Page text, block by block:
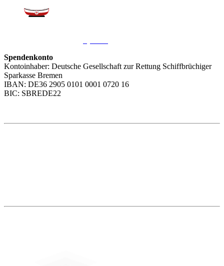
Spendenkonto
Kontoinhaber: Deutsche Gesellschaft zur Rettung Schiffbrüchiger
Sparkasse Bremen
IBAN: DE36 2905 0101 0001 0720 16
BIC: SBREDE22